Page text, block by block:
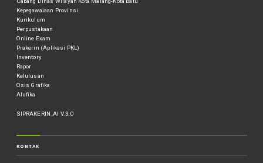
Kepegawaiaan Provinsi
Kurikulum
Perpustakaan
Online Exam
Prakerin (Aplikasi PKL)
Inventory
Rapor
Kelulusan
Osis Grafika
Alufika
SIPRAKERIN_AI V.3.0
KONTAK